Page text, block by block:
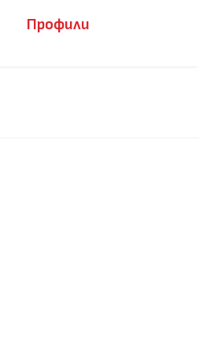
Профили